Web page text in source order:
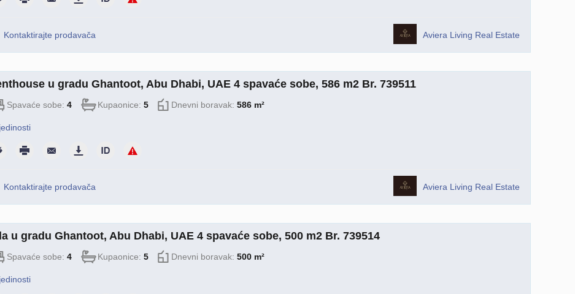
Kontaktirajte prodavača Aviera Living Real Estate
u gradu Ghantoot, Abu Dhabi, UAE 4 spavaće sobe, 586 m2 Br. 739511
Spavaće sobe: 4 Kupaonice: 5 Dnevni boravak: 586 m²
Kontaktirajte prodavača Aviera Living Real Estate
u gradu Ghantoot, Abu Dhabi, UAE 4 spavaće sobe, 500 m2 Br. 739514
Spavaće sobe: 4 Kupaonice: 5 Dnevni boravak: 500 m²